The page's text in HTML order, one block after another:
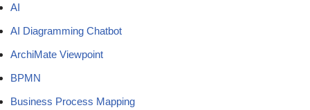
AI
AI Diagramming Chatbot
ArchiMate Viewpoint
BPMN
Business Process Mapping